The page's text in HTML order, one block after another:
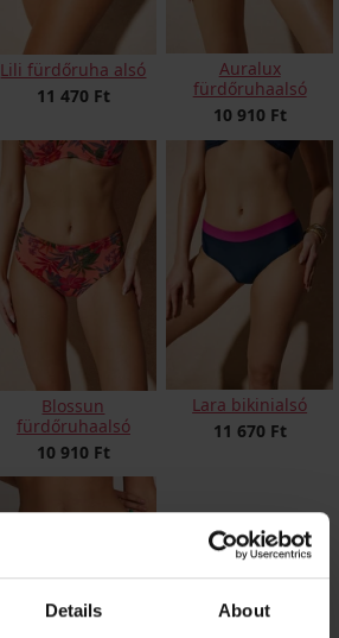
Details About
Lili fürdőruha alsó
11 470 Ft
Auralux
fürdőruhaalsó
10 910 Ft
Blossun
fürdőruhaalsó
10 910 Ft
Lara bikinialsó
11 670 Ft